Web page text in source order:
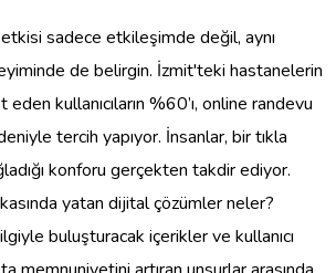
sadece etkileşimde değil, aynı
de belirgin. İzmit'teki hastanelerin
kullanıcıların %60’ı, online randevu
tercih yapıyor. İnsanlar, bir tıkla
konforu gerçekten takdir ediyor.
yatan dijital çözümler neler?
buluşturacak içerikler ve kullanıcı